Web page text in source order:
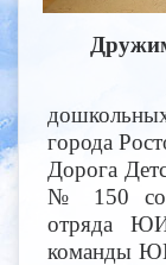
В
города
Дорога
№ 150
отряда
команды